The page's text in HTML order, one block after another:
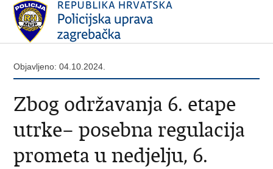
Objavljeno: 04.10.2024.
Zbog održavanja 6. etape
utrke– posebna regulacija
prometa u nedjelju, 6.